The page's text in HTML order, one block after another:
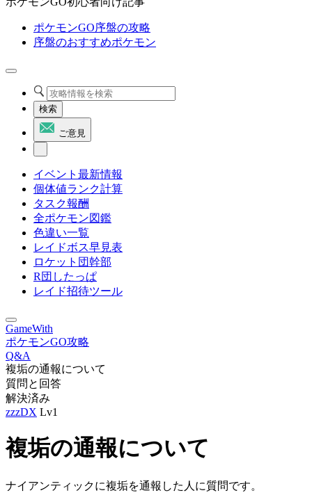
ポケモンGO序盤の攻略
序盤のおすすめポケモン
検索
ご意見
イベント最新情報
個体値ランク計算
タスク報酬
全ポケモン図鑑
色違い一覧
レイドボス早見表
ロケット団幹部
R団したっぱ
レイド招待ツール
GameWith
ポケモンGO攻略
Q&A
複垢の通報について
質問と回答
解決済み
zzzDX Lv1
複垢の通報について
ナイアンティックに複垢を通報した人に質問です。